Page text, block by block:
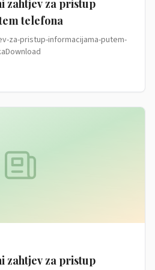
zahtjev za pristup
telefona
za-pristup-informacijama-putem-
zahtjev za pristup